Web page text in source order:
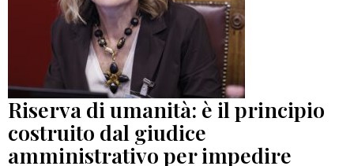
Riserva di umanità: è il principio
costruito dal giudice
amministrativo per impedire